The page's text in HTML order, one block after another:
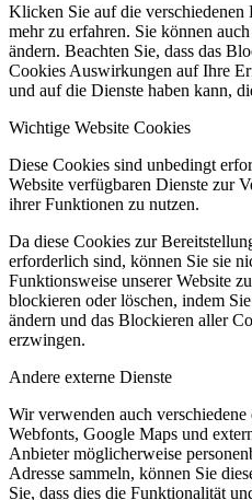
Klicken Sie auf die
mehr zu erfahren. Sie können
ändern. Beachten Sie, dass das
Cookies Auswirkungen auf Ihre
und auf die Dienste haben kann,
Wichtige Website Cookies
Diese Cookies sind unbedingt
Website verfügbaren Dienste zur
ihrer Funktionen zu nutzen.
Da diese Cookies zur
erforderlich sind, können Sie sie
Funktionsweise unserer Website
blockieren oder löschen, indem
ändern und das Blockieren aller
erzwingen.
Andere externe Dienste
Wir verwenden auch
Webfonts, Google Maps und
Anbieter möglicherweise
Adresse sammeln, können Sie
Sie, dass dies die Funktionalität